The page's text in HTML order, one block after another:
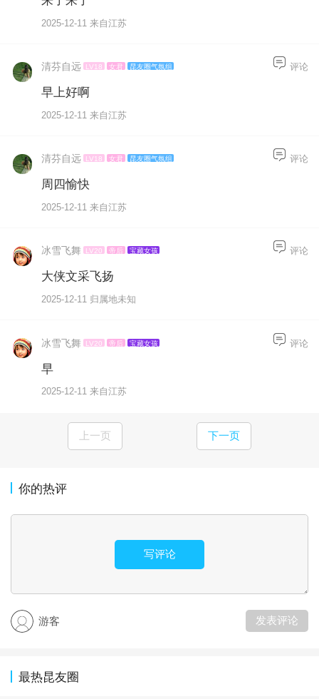
2025-12-11 来自江苏
清芬自远 LV18 女君 昆友圈气氛组
早上好啊
2025-12-11 来自江苏
评论
清芬自远 LV18 女君 昆友圈气氛组
周四愉快
2025-12-11 来自江苏
评论
冰雪飞舞 LV20 帝后 宝藏女孩
大侠文采飞扬
2025-12-11 归属地未知
评论
冰雪飞舞 LV20 帝后 宝藏女孩
早
2025-12-11 来自江苏
评论
上一页 下一页
你的热评
写评论
游客 发表评论
最热昆友圈